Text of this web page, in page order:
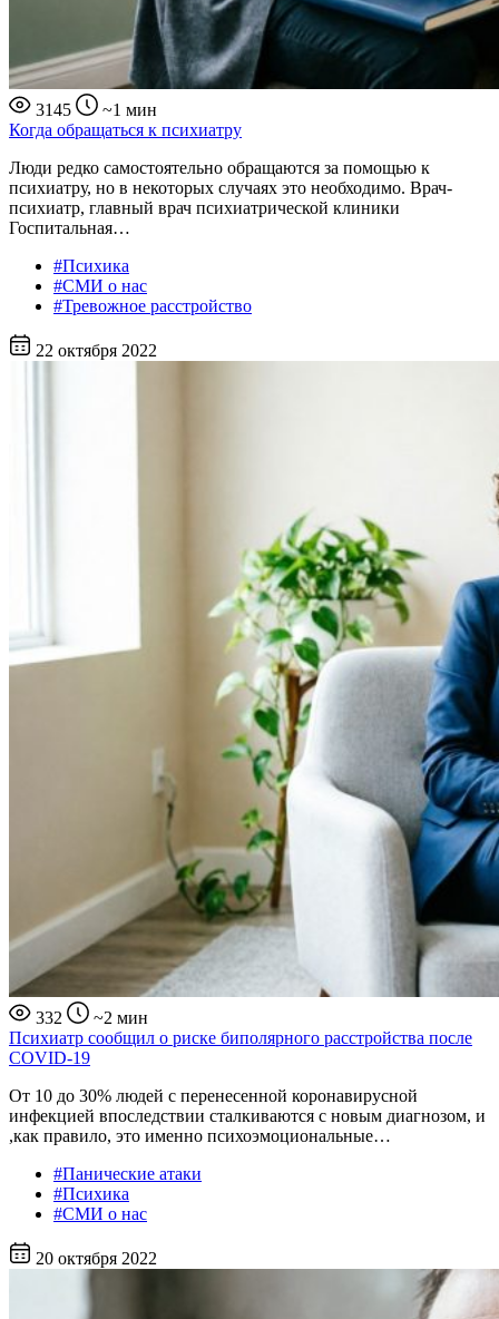
3145
~1 мин
Когда обращаться к психиатру
Люди редко самостоятельно обращаются за помощью к
психиатру, но в некоторых случаях это необходимо. Врач-
психиатр, главный врач психиатрической клиники
Госпитальная…
#Психика
#СМИ о нас
#Тревожное расстройство
22 октября 2022
332
~2 мин
Психиатр сообщил о риске биполярного расстройства после
COVID-19
От 10 до 30% людей с перенесенной коронавирусной
инфекцией впоследствии сталкиваются с новым диагнозом, и
,как правило, это именно психоэмоциональные…
#Панические атаки
#Психика
#СМИ о нас
20 октября 2022